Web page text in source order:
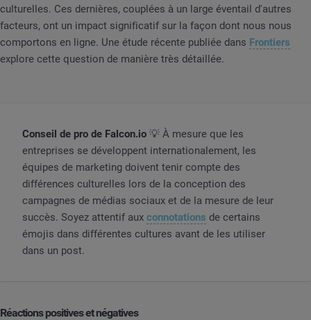
culturelles. Ces dernières, couplées à un large éventail d'autres
facteurs, ont un impact significatif sur la façon dont nous nous
comportons en ligne. Une étude récente publiée dans Frontiers
explore cette question de manière très détaillée.
Conseil de pro de Falcon.io💡 À mesure que les
entreprises se développent internationalement, les
équipes de marketing doivent tenir compte des
différences culturelles lors de la conception des
campagnes de médias sociaux et de la mesure de leur
succès. Soyez attentif aux connotations de certains
émojis dans différentes cultures avant de les utiliser
dans un post.
Réactions positives et négatives